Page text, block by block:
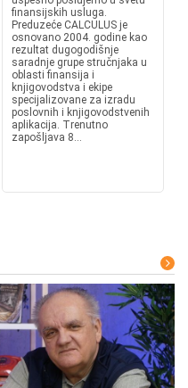
finansijskih usluga.
Preduzeće CALCULUS je
osnovano 2004. godine kao
rezultat dugogodišnje
saradnje grupe stručnjaka u
oblasti finansija i
knjigovodstva i ekipe
specijalizovane za izradu
poslovnih i knjigovodstvenih
aplikacija. Trenutno
zapošljava 8...